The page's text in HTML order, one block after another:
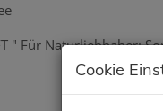
Cookie